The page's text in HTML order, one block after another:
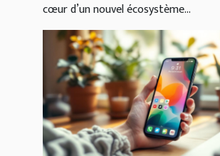
cœur d’un nouvel écosystème...